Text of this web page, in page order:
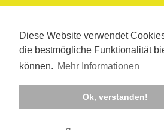
Diese Website verwendet
die bestmögliche Funktionalität
können. Mehr Informationen
Ok, verstanden!
Kostenlos registrieren